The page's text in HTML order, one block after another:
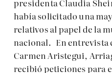
presidenta Claudia
había solicitado una
relativos al papel de la
nacional. En entrevista
Carmen Aristegui,
recibió peticiones para